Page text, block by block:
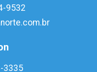
9532
3335